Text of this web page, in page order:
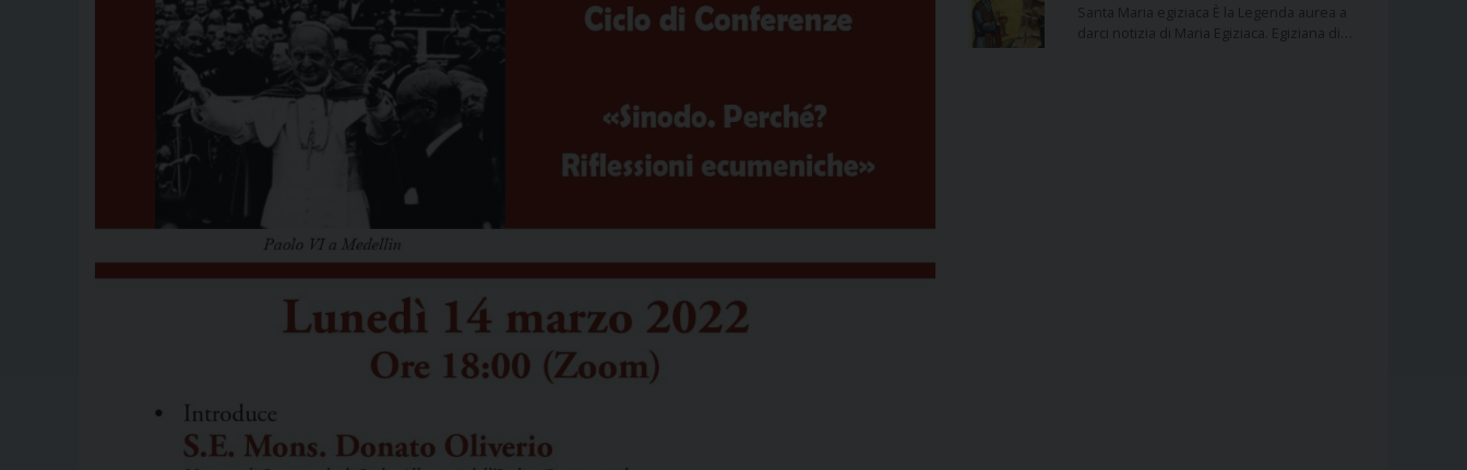
Santa Maria egiziaca È la Legenda aurea a
darci notizia di Maria Egiziaca. Egiziana di…